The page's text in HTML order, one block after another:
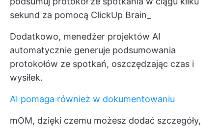
sekund za pomocą ClickUp Brain_
Dodatkowo, menedżer projektów AI
automatycznie generuje podsumowania
protokołów ze spotkań, oszczędzając czas i
wysiłek.
AI pomaga również w dokumentowaniu
mOM, dzięki czemu możesz dodać szczegóły,